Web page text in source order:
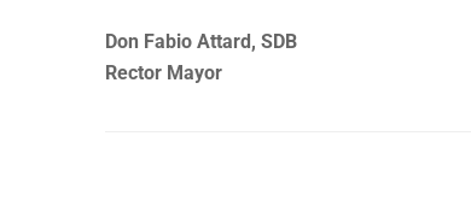
Don Fabio Attard, SDB
Rector Mayor